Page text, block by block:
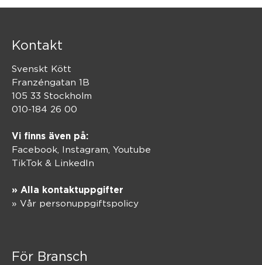
Kontakt
Svenskt Kött
Franzéngatan 1B
105 33 Stockholm
010-184 26 00
Vi finns även på:
Facebook, Instagram Youtube
TikTok & LinkedIn
» Alla kontaktuppgifter
» Vår personuppgiftspolicy
För Bransch